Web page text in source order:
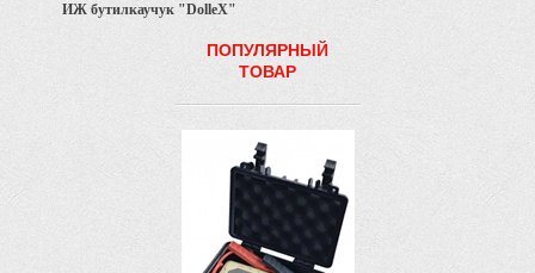
ИЖ бутилкаучук "DolleX"
ПОПУЛЯРНЫЙ
ТОВАР